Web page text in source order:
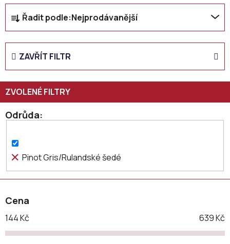
Ř
a
z
n
í
p
r
o
u
t
ů
Řadit podle:Nejprodávanější
ZAVŘÍT FILTR
Odrůda
Pinot Gris/Rulandské šedé
Cena
144Kč 639Kč